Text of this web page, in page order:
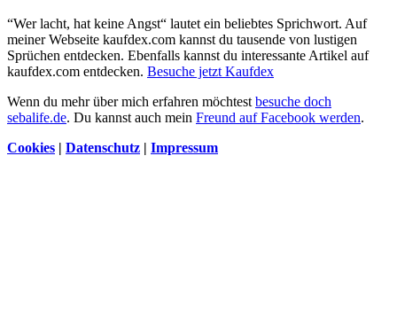
“Wer lacht, hat keine Angst“ lautet ein beliebtes Sprichwort. Auf
meiner Webseite kaufdex.com kannst du tausende von lustigen
Sprüchen entdecken. Ebenfalls kannst du interessante Artikel auf
kaufdex.com entdecken. Besuche jetzt Kaufdex
Wenn du mehr über mich erfahren möchtest besuche doch
sebalife.de. Du kannst auch mein Freund auf Facebook werden.
Cookies | Datenschutz | Impressum